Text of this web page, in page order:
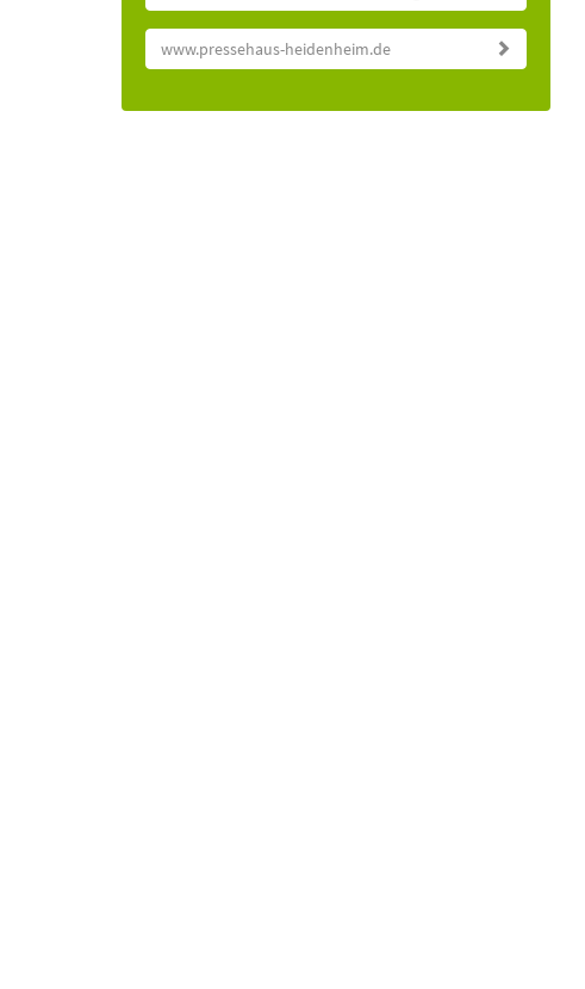
www.pressehaus-heidenheim.de